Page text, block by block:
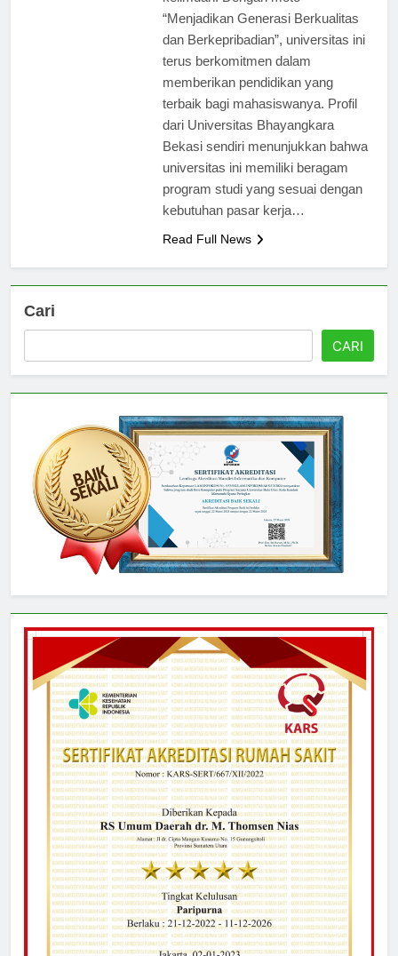
keilmuan. Dengan moto
“Menjadikan Generasi Berkualitas
dan Berkepribadian”, universitas ini
terus berkomitmen dalam
memberikan pendidikan yang
terbaik bagi mahasiswanya. Profil
dari Universitas Bhayangkara
Bekasi sendiri menunjukkan bahwa
universitas ini memiliki beragam
program studi yang sesuai dengan
Cari
CARI